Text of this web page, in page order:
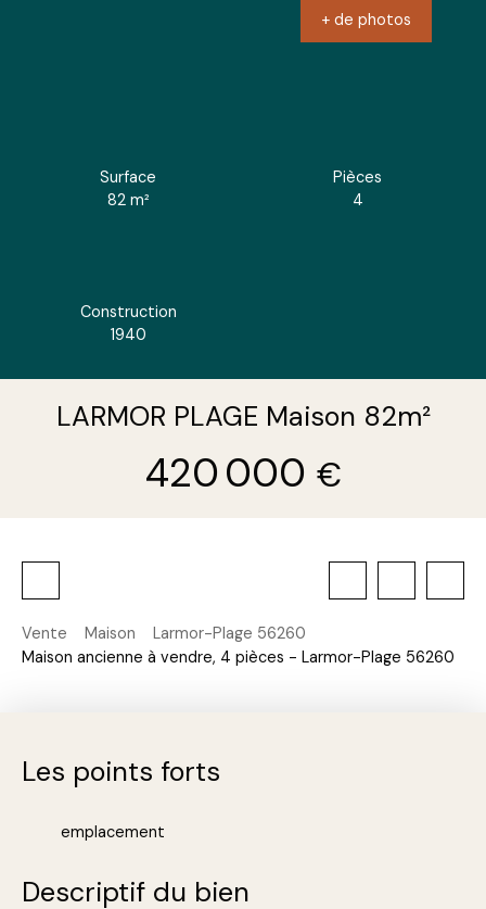
+ de photos
Surface
82 m²
Pièces
4
Construction
1940
LARMOR PLAGE Maison 82m²
420 000 €
Vente Maison
Larmor-Plage 56260
Maison ancienne à vendre, 4 pièces - Larmor-Plage 56260
Les points forts
emplacement
Descriptif du bien